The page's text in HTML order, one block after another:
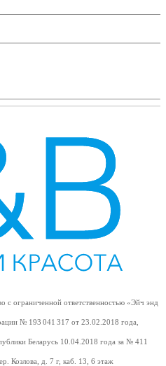
с ограниченной ответственностью «Эйч энд
№ 193 041 317 от 23.02.2018 года,
Беларусь 10.04.2018 года за № 411
Козлова, д. 7 г, каб. 13, 6 этаж